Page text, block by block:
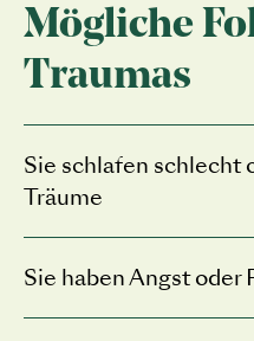
Mögliche
Traumas
Sie schlafen schlecht
Träume
Sie haben Angst oder